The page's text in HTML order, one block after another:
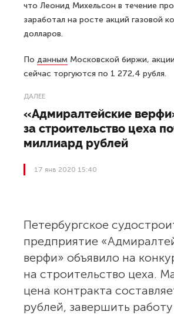
что Леонид Михельсон в течение
заработал на росте акций газовой
долларов.
По данным Московской биржи,
сейчас торгуются по 1 272,4 рубля.
ДАЛЕЕ
«Адмиралтейские
за строительство цеха
миллиард рублей
17 янв 2020 15:40
Петербургское
предприятие
верфи» объявило на
на строительство цеха.
цена контракта
рублей, завершить